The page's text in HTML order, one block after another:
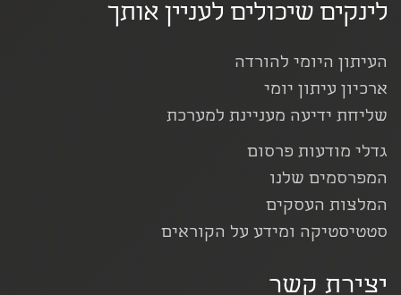
לינקים שיכולים לעניין אותך
העיתון היומי להורדה
ארכיון עיתון יומי
שליחת ידיעה מעניינת למערכת
גדלי מודעות פרסום
המפרסמים שלנו
המלצות העסקים
סטטיסטיקה ומידע על הקוראים
יצירת קשר